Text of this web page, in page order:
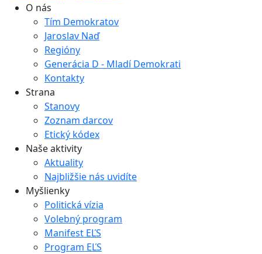
O nás
Tím Demokratov
Jaroslav Naď
Regióny
Generácia D - Mladí Demokrati
Kontakty
Strana
Stanovy
Zoznam darcov
Etický kódex
Naše aktivity
Aktuality
Najbližšie nás uvidíte
Myšlienky
Politická vízia
Volebný program
Manifest EĽS
Program EĽS